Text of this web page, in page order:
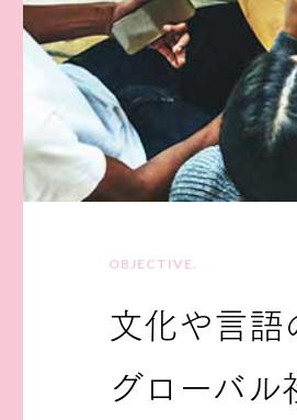
OBJECTIVE.
文化や言語
グローバル